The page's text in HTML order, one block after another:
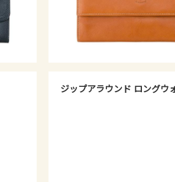
ジップアラウンド ロングウ